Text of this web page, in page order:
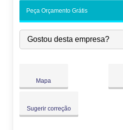
-
Qua:
09:00-18:00
Qui:
09:00-18:00
●
Peça Orçamento Grátis
Gostou desta empresa?
Mapa
Sugerir correção